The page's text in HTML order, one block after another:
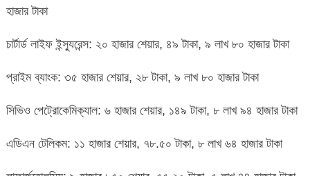
হাজার টাকা
চার্টার্ড লাইফ ইন্স্যুরেন্স: ২০ হাজার শেয়ার, ৪৯ টাকা, ৯ লাখ ৮০ হাজার টাকা
প্রাইম ব্যাংক: ৩৫ হাজার শেয়ার, ২৮ টাকা, ৯ লাখ ৮০ হাজার টাকা
সিভিও পেট্রোকেমিক্যাল: ৬ হাজার শেয়ার, ১৪৯ টাকা, ৮ লাখ ৯৪ হাজার টাকা
এডিএন টেলিকম: ১১ হাজার শেয়ার, ৭৮.৫০ টাকা, ৮ লাখ ৬৪ হাজার টাকা